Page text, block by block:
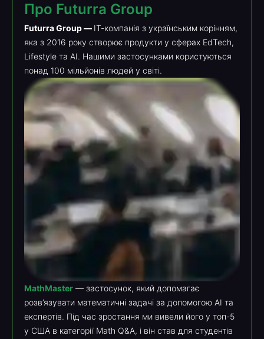
Про Futurra Group
ІТ-компанія з українським корінням,
яка з 2016 року створює продукти у сферах EdTech,
Lifestyle та AI. Нашими застосунками користуються
понад 100 мільйонів людей у світі.
MathMaster — застосунок, який допомагає
розв’язувати математичні задачі за допомогою AI та
експертів. Під час зростання ми вивели його у топ-5
у США в категорії Math Q&A, і він став для студентів